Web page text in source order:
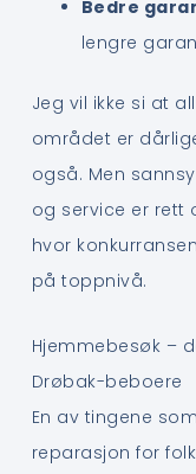
Bedre
lengre
Jeg vil ikke si at
området er
også. Men
og service er rett
hvor
på toppnivå.
Hjemmebesøk –
Drøbak-beboere
En av tingene
reparasjon for